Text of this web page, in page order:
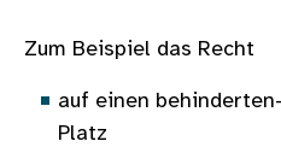
Zum Beispiel das Recht
auf einen
Platz